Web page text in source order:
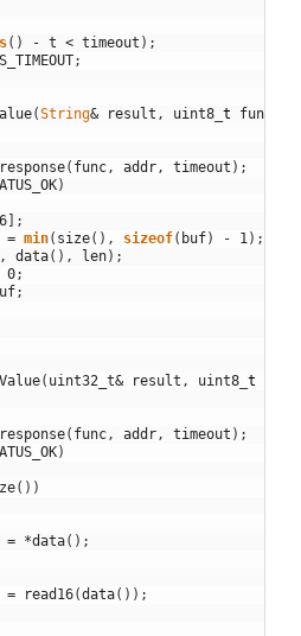
( ) - t < timeout ) ;
;
(String& result , uint8 t func
response( func, addr, timeout ) ;
)
;
= min( size( ) , sizeof( buf) - 1) ;
, data( ) , len) ;
0;
;
( uint32_t& result , uint8 t
response( func, addr, timeout ) ;
)
( ) )
= *data( ) ;
= read16(data( ) ) ;